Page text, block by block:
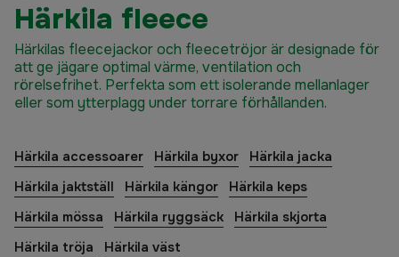
Härkila fleece
Härkilas fleecejackor och fleecetröjor är designade för
att ge jägare optimal värme, ventilation och
rörelsefrihet. Perfekta som ett isolerande mellanlager
eller som ytterplagg under torrare förhållanden.
Härkila accessoarer Härkila byxor
Härkila jacka
Härkila jaktställ
Härkila kängor
Härkila keps
Härkila mössa
Härkila ryggsäck
Härkila skjorta
Härkila tröja
Härkila väst